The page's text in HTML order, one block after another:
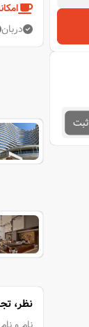
ثبت
دربان
نظر،